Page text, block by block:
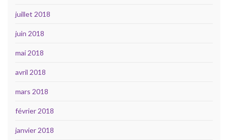
juillet 2018
juin 2018
mai 2018
avril 2018
mars 2018
février 2018
janvier 2018